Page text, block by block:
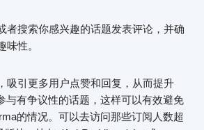
者搜索你感兴趣的话题发表评论，并确
性。
吸引更多用户点赞和回复，从而提升
与有争议性的话题，这样可以有效避免
的情况。可以去访问那些订阅人数超